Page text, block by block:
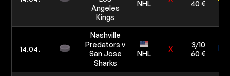
Angeles
Kings
NHL 40 €
14.04.
Nashville
Predators v
San Jose
Sharks
NHL
X
3/10
60 €